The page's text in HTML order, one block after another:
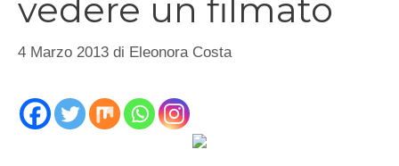
vedere un filmato
4 Marzo 2013 di Eleonora Costa